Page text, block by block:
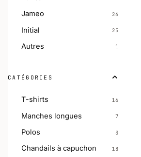
Jameo 26
Initial 25
Autres 1
CATÉGORIES
T-shirts 16
Manches longues 7
Polos 3
Chandails à capuchon 18